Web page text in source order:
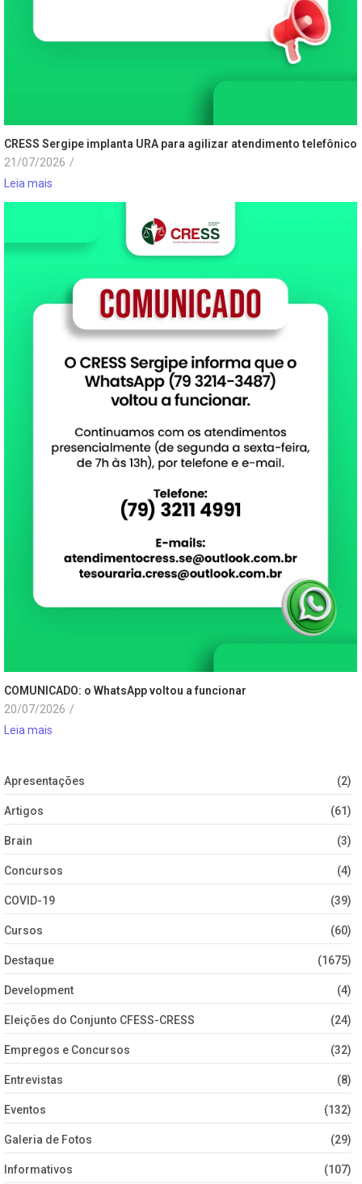
CRESS Sergipe implanta URA para agilizar atendimento telefônico
21/07/2026 /
Leia mais
COMUNICADO: o WhatsApp voltou a funcionar
20/07/2026 /
Leia mais
Apresentações (2)
Artigos (61)
Brain (3)
Concursos (4)
COVID-19 (39)
Cursos (60)
Destaque (1675)
Development (4)
Eleições do Conjunto CFESS-CRESS (24)
Empregos e Concursos (32)
Entrevistas (8)
Eventos (132)
Galeria de Fotos (29)
Informativos (107)